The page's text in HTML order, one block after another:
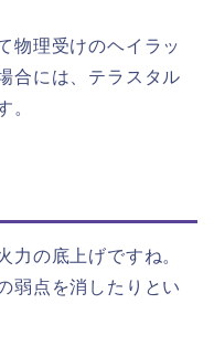
物理受けのヘイラッ
合には、テラスタル
。
力の底上げですね。
弱点を消したりとい